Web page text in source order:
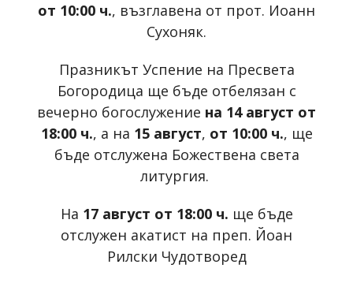
от 10:00 ч., възглавена от прот. Иоанн
Сухоняк.
Празникът Успение на Пресвета
Богородица ще бъде отбелязан с
вечерно богослужение на 14 август от
18:00 ч., а на 15 август, от 10:00 ч., ще
бъде отслужена Божествена света
литургия.
На 17 август от 18:00 ч. ще бъде
отслужен акатист на преп. Йоан
Рилски Чудотворед